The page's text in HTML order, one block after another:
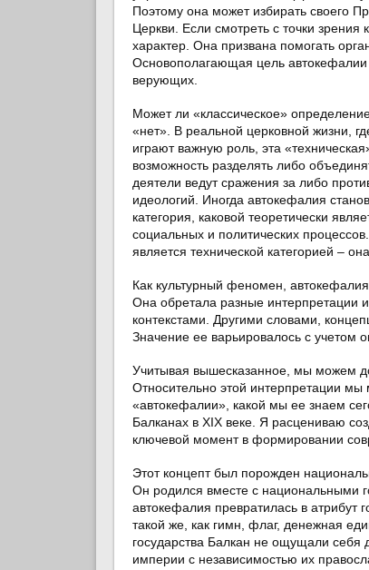
Поэтому она может избирать своего
Церкви. Если смотреть с точки зрения
характер. Она призвана помогать
Основополагающая цель автокефалии
верующих.
Может ли «классическое»
«нет». В реальной церковной жизни,
играют важную роль, эта
возможность разделять либо
деятели ведут сражения за либо
идеологий. Иногда автокефалия
категория, каковой теоретически
социальных и политических
является технической категорией –
Как культурный феномен,
Она обретала разные интерпретации
контекстами. Другими словами,
Значение ее варьировалось с учетом
Учитывая вышесказанное, мы можем
Относительно этой интерпретации мы
«автокефалии», какой мы ее знаем
Балканах в XIX веке. Я расцениваю
ключевой момент в формировании
Этот концепт был порожден
Он родился вместе с национальными
автокефалия превратилась в атрибут
такой же, как гимн, флаг, денежная
государства Балкан не ощущали себя
империи с независимостью их